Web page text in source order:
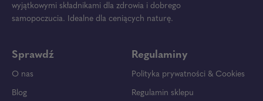
wyjątkowymi składnikami dla zdrowia i dobrego
samopoczucia. Idealne dla ceniących naturę.
Sprawdź
O nas
Blog
Regulaminy
Polityka prywatności & Cookies
Regulamin sklepu